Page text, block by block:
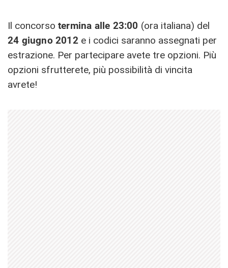
Il concorso termina alle 23:00 (ora italiana) del
24 giugno 2012e i codici saranno assegnati per
estrazione. Per partecipare avete tre opzioni. Più
opzioni sfrutterete, più possibilità di vincita
avrete!